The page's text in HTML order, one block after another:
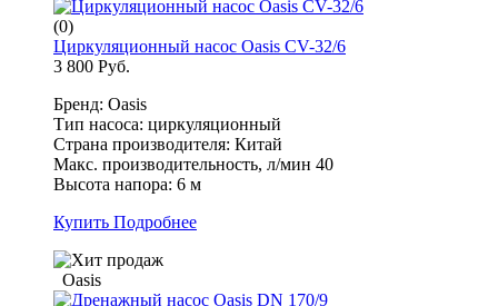
(0)
Циркуляционный насос Oasis CV-32/6
3 800 Руб.
Бренд: Oasis
Тип насоса: циркуляционный
Страна производителя: Китай
Макс. производительность, л/мин 40
Высота напора: 6 м
Купить Подробнее
Oasis